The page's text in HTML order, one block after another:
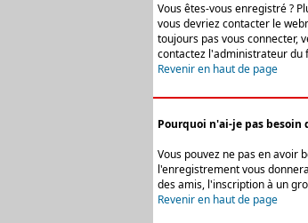
Vous êtes-vous enregistré ?
vous devriez contacter le
toujours pas vous connecter,
contactez l'administrateur du
Revenir en haut de page
Pourquoi n'ai-je pas besoin
Vous pouvez ne pas en avoir
l'enregistrement vous
des amis, l'inscription à un
Revenir en haut de page